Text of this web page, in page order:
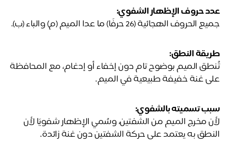
حروف الإظهار الشفوي:
الهجائية (26 حرفًا) ما عدا الميم (م) والباء (ب).
النطق:
تُنطق الميم بوضوح تام دون إخفاء أو إدغام، مع المحافظة
غنة خفيفة طبيعية في الميم.
تسميته بالشفوي:
به يعتمد على حركة الشفتين دون غنة زائدة.